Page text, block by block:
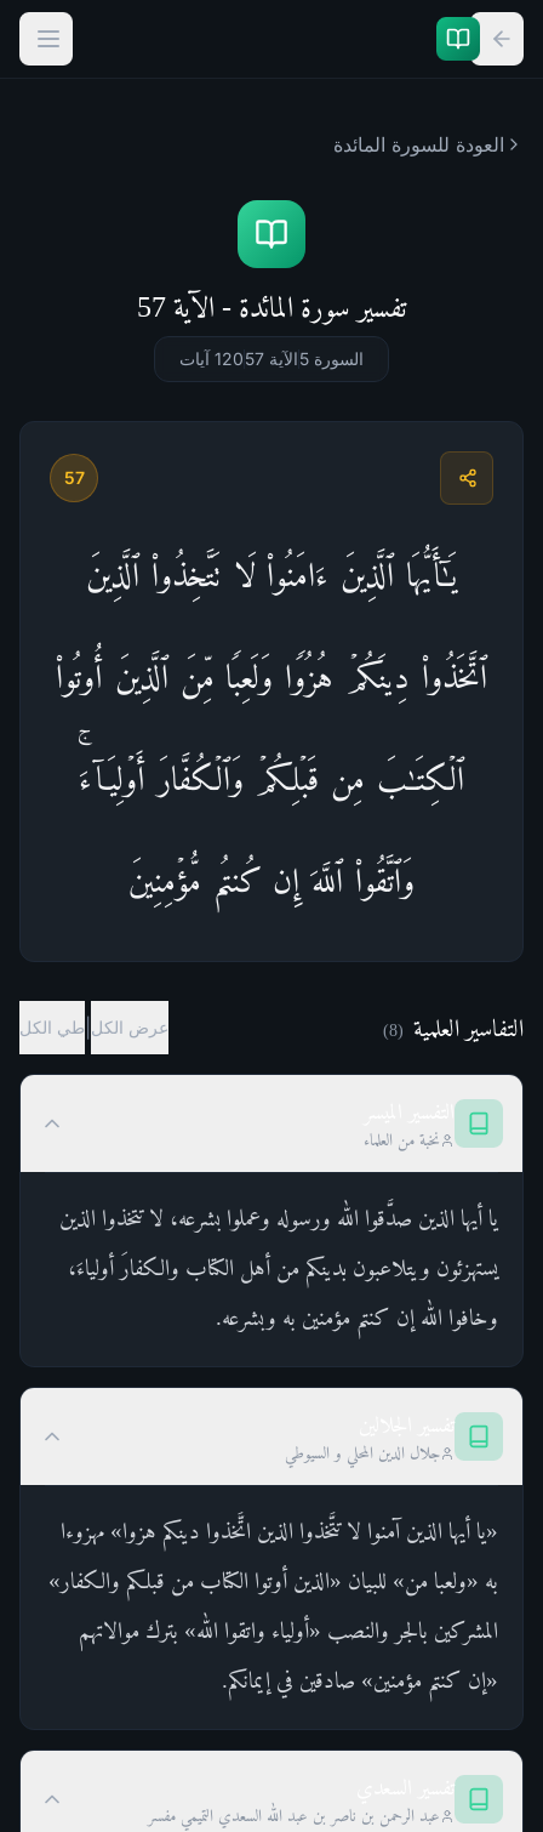
العودة للسورة المائدة
تفسير سورة المائدة - الآية 57
السورة 5 الآية 57 120 آيات
57
یَـٰۤأَیُّهَا ٱلَّذِینَ ءَامَنُوا۟ لَا تَتَّخِذُوا۟ ٱلَّذِینَ
ٱتَّخَذُوا۟ دِینَكُمۡ هُزُوࣰا وَلَعِبࣰا مِّنَ ٱلَّذِینَ أُوتُوا۟
ٱلۡكِتَـٰبَ مِن قَبۡلِكُمۡ وَٱلۡكُفَّارَ أَوۡلِیَاۤءَۚ
وَٱتَّقُوا۟ ٱللَّهَ إِن كُنتُم مُّؤۡمِنِینَ
التفاسير العلمية (
8
) عرض الكل طي الكل
نخبة من العلماء
يا أيها الذين صدَّقوا الله ورسوله وعملوا بشرعه، لا تتخذوا الذين
يستهزئون ويتلاعبون بدينكم من أهل الكتاب والكفارَ أولياءَ،
وخافوا الله إن كنتم مؤمنين به وبشرعه.
جلال الدين المحلي و السيوطي
«يا أيها الذين آمنوا لا تتَّخذوا الذين اتَّخذوا دينكم هزوا» مهزوءا
به «ولعبا من» للبيان «الذين أوتوا الكتاب من قبلكم والكفار»
المشركين بالجر والنصب «أولياء واتقوا الله» بترك موالاتهم
«إن كنتم مؤمنين» صادقين في إيمانكم.
عبد الرحمن بن ناصر بن عبد الله السعدي التميمي مفسر